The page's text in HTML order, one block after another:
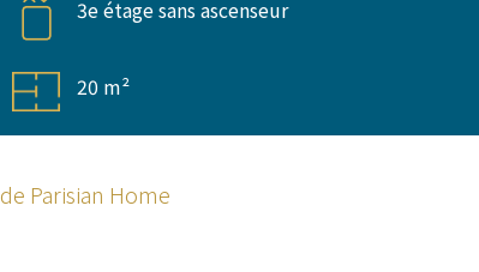
3e étage sans ascenseur
20 m²
de Parisian Home